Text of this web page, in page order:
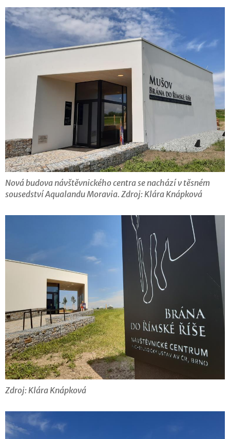
Nová budova návštěvnického centra se nachází v těsném
sousedství Aqualandu Moravia. Zdroj: Klára Knápková
Zdroj: Klára Knápková